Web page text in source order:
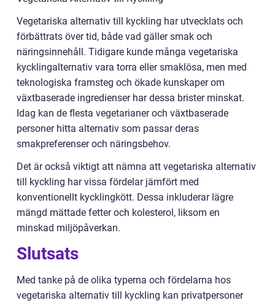
Vegetariska alternativ till kyckling har utvecklats och
förbättrats över tid, både vad gäller smak och
näringsinnehåll. Tidigare kunde många vegetariska
kycklingalternativ vara torra eller smaklösa, men med
teknologiska framsteg och ökade kunskaper om
växtbaserade ingredienser har dessa brister minskat.
Idag kan de flesta vegetarianer och växtbaserade
personer hitta alternativ som passar deras
smakpreferenser och näringsbehov.
Det är också viktigt att nämna att vegetariska alternativ
till kyckling har vissa fördelar jämfört med
konventionellt kycklingkött. Dessa inkluderar lägre
mängd mättade fetter och kolesterol, liksom en
minskad miljöpåverkan.
Slutsats
Med tanke på de olika typerna och fördelarna hos
vegetariska alternativ till kyckling kan privatpersoner